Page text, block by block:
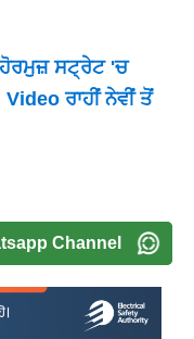
ਹੋਰਮੁਜ਼ ਸਟ੍ਰੇਟ 'ਚ
ਰਾਹੀਂ ਨੇਵੀਂ ਤੋਂ
Channel